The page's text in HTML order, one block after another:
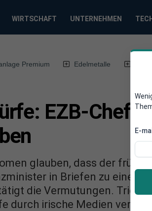
WIRTSCHAFT UNTERNEHMEN
Premium Edelmetalle
EZB-Chef
glauben, dass der
in Briefen zu einem
die Vermutungen. Trichet
durch irische Medien
E-